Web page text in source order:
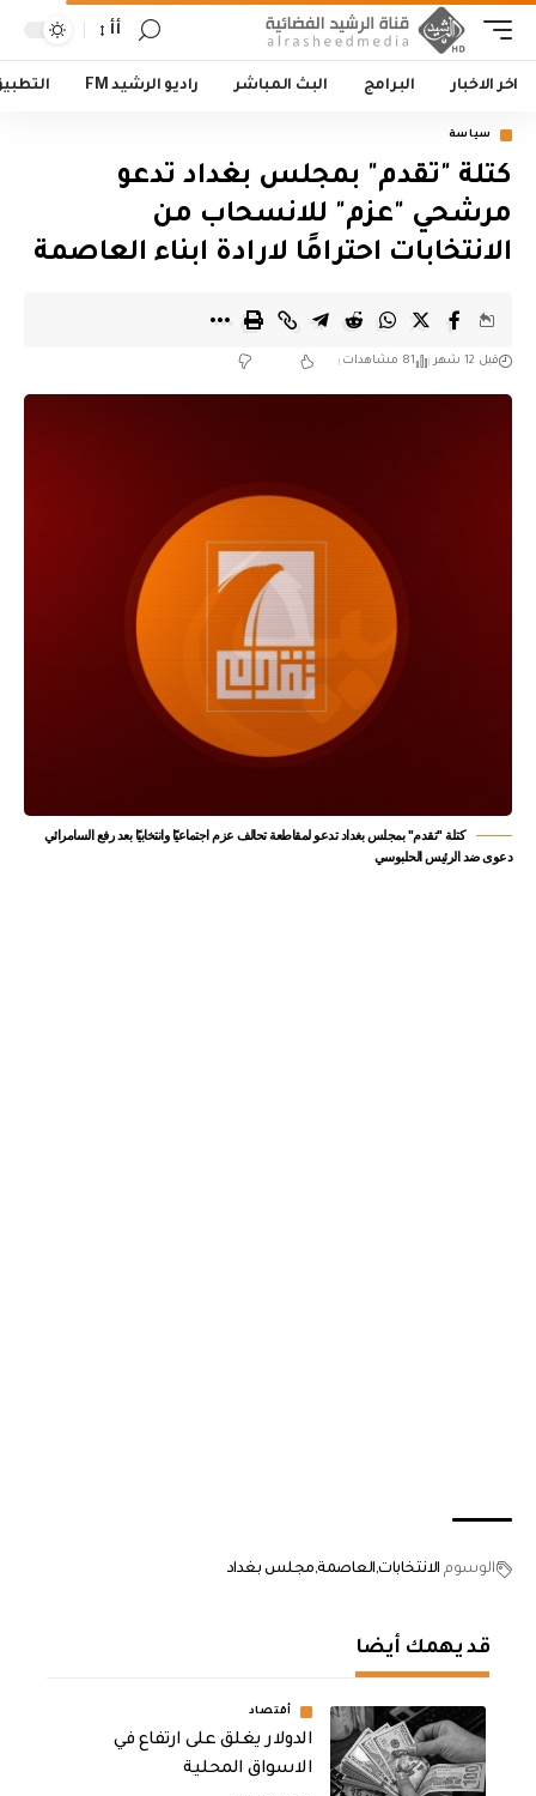
أأ
اخر الاخبار البرامج البث المباشر راديو الرشيد FM
سياسة
كتلة "تقدم" بمجلس بغداد تدعو
مرشحي "عزم" للانسحاب من
الانتخابات احترامًا لارادة ابناء العاصمة
قبل 12 شهر 81 مشاهدات
كتلة "تقدم" بمجلس بغداد تدعو لمقاطعة تحالف عزم اجتماعيًا وانتخابيًا بعد رفع السامرائي
دعوى ضد الرئيس الحلبوسي
الوسوم الانتخابات العاصمة مجلس بغداد
قد يهمك أيضا
أقتصاد
الدولار يغلق على ارتفاع في
الاسواق المحلية